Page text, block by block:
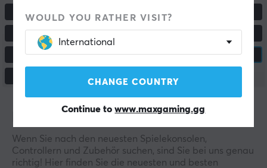
WOULD YOU RATHER VISIT?
International
CHANGE COUNTRY
Continue towww.maxgaming.gg
CUSTOM KEYBOARD KONSOLE & ZUBEHÖR
Konsole & Zubehör
Wenn Sie nach den neuesten Spielekonsolen,
Controllern und Zubehör suchen, sind Sie bei uns genau
richtig! Hier finden Sie die neuesten und besten